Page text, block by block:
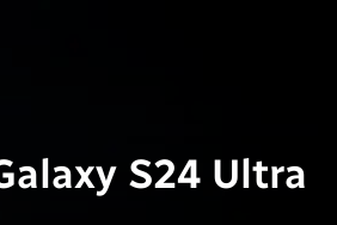
S24 Ultra